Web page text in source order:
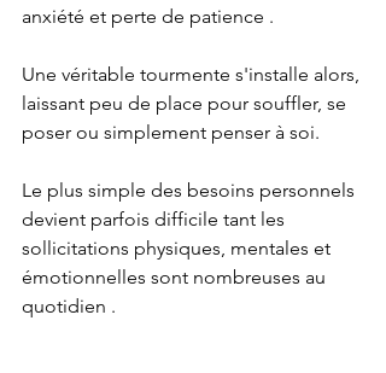
anxiété et perte de patience .
Une véritable tourmente s'installe alors,
laissant peu de place pour souffler, se
poser ou simplement penser à soi.
Le plus simple des besoins personnels
devient parfois difficile tant les
sollicitations physiques, mentales et
émotionnelles sont nombreuses au
quotidien .